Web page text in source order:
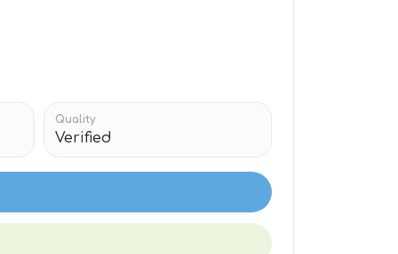
Quality
Verified